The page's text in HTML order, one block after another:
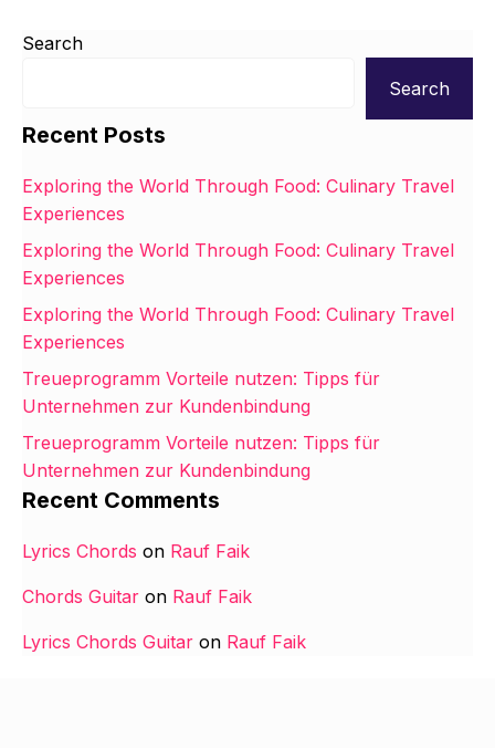
Search
Search
Recent Posts
Exploring the World Through Food: Culinary Travel
Experiences
Exploring the World Through Food: Culinary Travel
Experiences
Exploring the World Through Food: Culinary Travel
Experiences
Treueprogramm Vorteile nutzen: Tipps für
Unternehmen zur Kundenbindung
Treueprogramm Vorteile nutzen: Tipps für
Unternehmen zur Kundenbindung
Recent Comments
Lyrics Chords on Rauf Faik
Chords Guitar on Rauf Faik
Lyrics Chords Guitar on Rauf Faik